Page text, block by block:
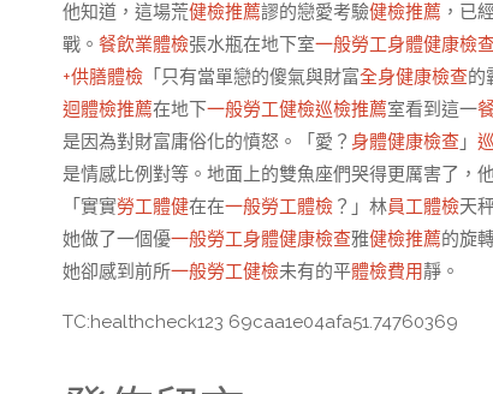
他知道，這場荒健檢推薦謬的戀愛考驗健檢推薦 ，已
戰。 餐飲業體檢張水瓶在地下室一般勞工身體健康檢
+供膳體檢 「只有當單戀的傻氣與財富全身健康檢查的
迴體檢推薦在地下一般勞工健檢巡檢推薦室看到這一
是因為對財富庸俗化的憤怒。「愛？ 身體健康檢查 」
是情感比例對等。地面上的雙魚座們哭得更厲害了，
「實實勞工體健在在一般勞工體檢 ？」林員工體檢天
她做了一個優一般勞工身體健康檢查雅健檢推薦的旋
她卻感到前所一般勞工健檢未有的平體檢費用靜。
TC:healthcheck123 69caa1e04afa51.74760369